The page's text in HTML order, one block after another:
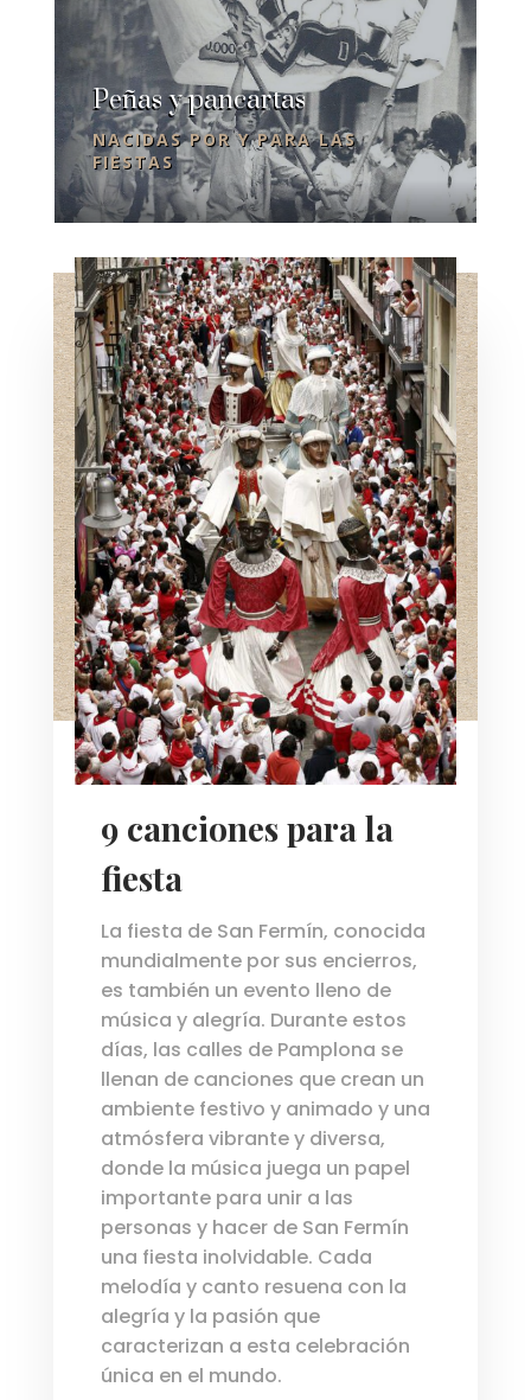
Peñas y pancartas
NACIDAS POR Y PARA LAS
FIESTAS
9 canciones para la
fiesta
La fiesta de San Fermín, conocida
mundialmente por sus encierros,
es también un evento lleno de
música y alegría. Durante estos
días, las calles de Pamplona se
llenan de canciones que crean un
ambiente festivo y animado y una
atmósfera vibrante y diversa,
donde la música juega un papel
importante para unir a las
personas y hacer de San Fermín
una fiesta inolvidable. Cada
melodía y canto resuena con la
alegría y la pasión que
caracterizan a esta celebración
única en el mundo.